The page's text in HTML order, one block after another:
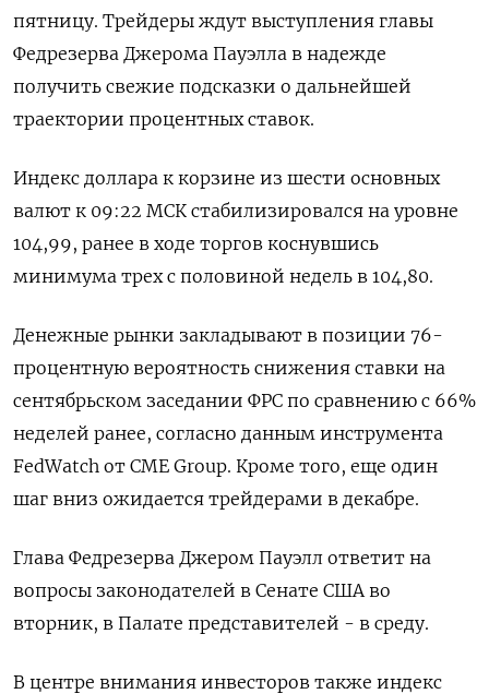
пятницу. Трейдеры ждут выступления главы
Федрезерва Джерома Пауэлла в надежде
получить свежие подсказки о дальнейшей
траектории процентных ставок.
Индекс доллара к корзине из шести основных
валют к 09:22 МСК стабилизировался на уровне
104,99, ранее в ходе торгов коснувшись
минимума трех с половиной недель в 104,80.
Денежные рынки закладывают в позиции 76-
процентную вероятность снижения ставки на
сентябрьском заседании ФРС по сравнению с 66%
неделей ранее, согласно данным инструмента
FedWatch от CME Group. Кроме того, еще один
шаг вниз ожидается трейдерами в декабре.
Глава Федрезерва Джером Пауэлл ответит на
вопросы законодателей в Сенате США во
вторник, в Палате представителей - в среду.
В центре внимания инвесторов также индекс